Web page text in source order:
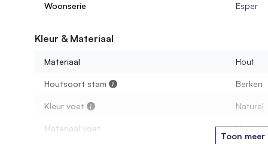
Woonserie Esper
Kleur & Materiaal
Materiaal Hout
Houtsoort stam Berken
Kleur voet Naturel
Materiaal voet Hout
Toon meer